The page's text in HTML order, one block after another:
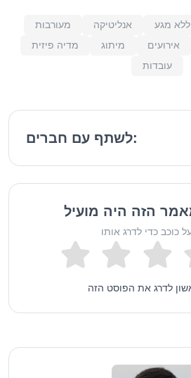
מעורבות אנליטיקה ללא מגע
מדיה פיזית
מיתוג אירועים
עובדות
לשתף עם חברים: